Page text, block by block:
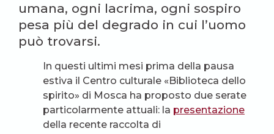
umana, ogni lacrima, ogni sospiro
pesa più del degrado in cui l’uomo
può trovarsi.
In questi ultimi mesi prima della pausa
estiva il Centro culturale «Biblioteca dello
spirito» di Mosca ha proposto due serate
particolarmente attuali: la presentazione
della recente raccolta di